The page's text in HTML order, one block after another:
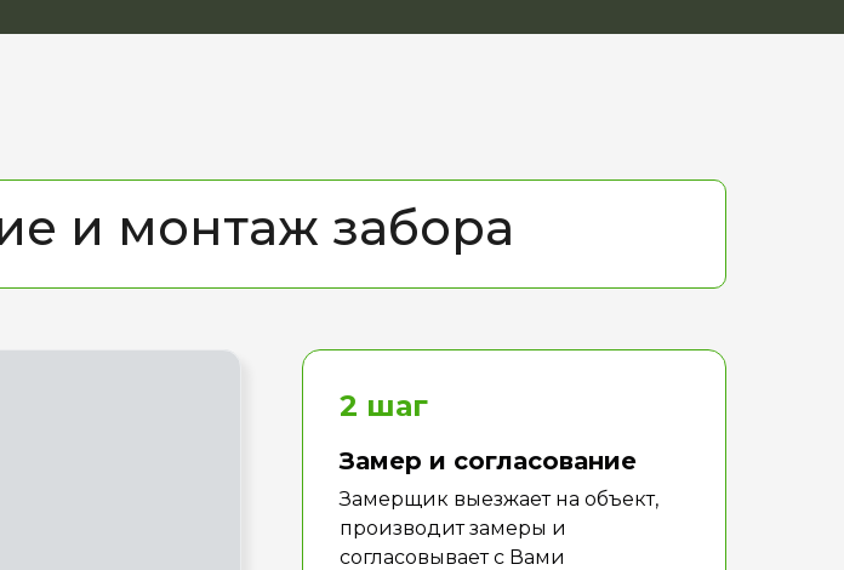
и монтаж забора
2 шаг
Замер и согласование
Замерщик выезжает на объект,
производит замеры и
согласовывает с Вами